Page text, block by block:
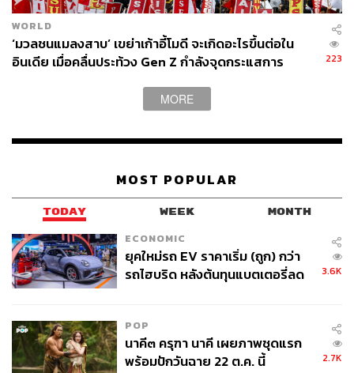
WORLD
‘มวลชนแมลงสาบ’ เขย่าเก้าอี้โมดี จะเกิดอะไรขึ้นต่อใน
อินเดีย เมื่อคลื่นประท้วง Gen Z กำลังจุดกระแสการ
223
MORE
MOST POPULAR
TODAY WEEK MONTH
ECONOMIC
ยุคใหม่รถ EV ราคาเริ่ม (ถูก) กว่า
รถไฮบริด หลังต้นทุนแบตเตอรี่ลด
3.6K
POP
นาคี๓ ครุฑา นาคี เผยภาพชุดแรก
พร้อมปักวันฉาย 22 ต.ค. นี้
2.7K